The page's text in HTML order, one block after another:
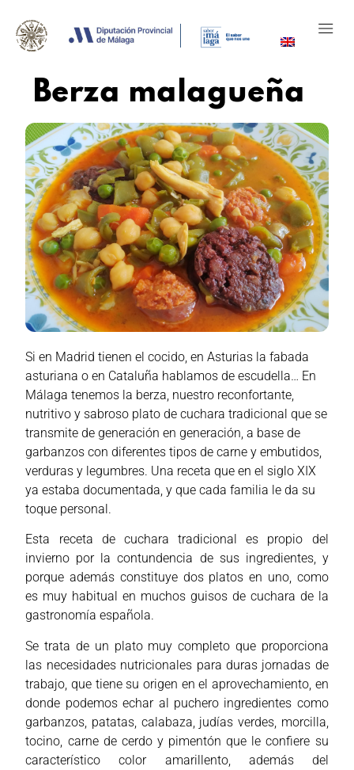
Berza malagueña
Si en Madrid tienen el cocido, en Asturias la fabada
asturiana o en Cataluña hablamos de escudella… En
Málaga tenemos la berza, nuestro reconfortante,
nutritivo y sabroso plato de cuchara tradicional que se
transmite de generación en generación, a base de
garbanzos con diferentes tipos de carne y embutidos,
verduras y legumbres. Una receta que en el siglo XIX
ya estaba documentada, y que cada familia le da su
toque personal.
Esta receta de cuchara tradicional es propio del
invierno por la contundencia de sus ingredientes, y
porque además constituye dos platos en uno, como
es muy habitual en muchos guisos de cuchara de la
gastronomía española.
Se trata de un plato muy completo que proporciona
las necesidades nutricionales para duras jornadas de
trabajo, que tiene su origen en el aprovechamiento, en
donde podemos echar al puchero ingredientes como
garbanzos, patatas, calabaza, judías verdes, morcilla,
tocino, carne de cerdo y pimentón que le confiere su
característico color amarillento, además del